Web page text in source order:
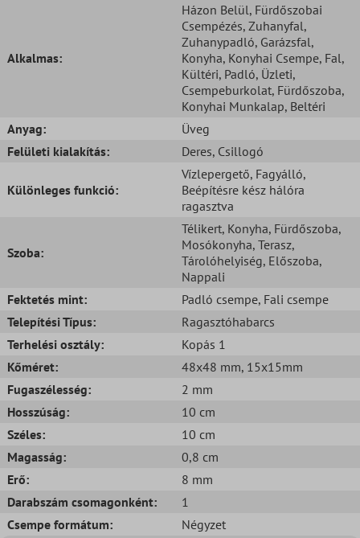
Alkalmas:
Házon Belül, Fürdőszobai
Csempézés, Zuhanyfal,
Zuhanypadló, Garázsfal,
Konyha, Konyhai Csempe, Fal,
Kültéri, Padló, Üzleti,
Csempeburkolat, Fürdőszoba,
Konyhai Munkalap, Beltéri
Anyag:
Üveg
Felületi kialakítás:
Deres, Csillogó
Különleges funkció:
Vízlepergető, Fagyálló,
Beépítésre kész hálóra
ragasztva
Szoba:
Télikert, Konyha, Fürdőszoba,
Mosókonyha, Terasz,
Tárolóhelyiség, Előszoba,
Nappali
Fektetés mint:
Padló csempe, Fali csempe
Telepítési Típus:
Ragasztóhabarcs
Terhelési osztály:
Kopás 1
Kőméret:
48x48 mm, 15x15mm
Fugaszélesség:
2 mm
Hosszúság:
10 cm
Széles:
10 cm
Magasság:
0,8 cm
Erő:
8 mm
Darabszám csomagonként:
1
Csempe formátum:
Négyzet